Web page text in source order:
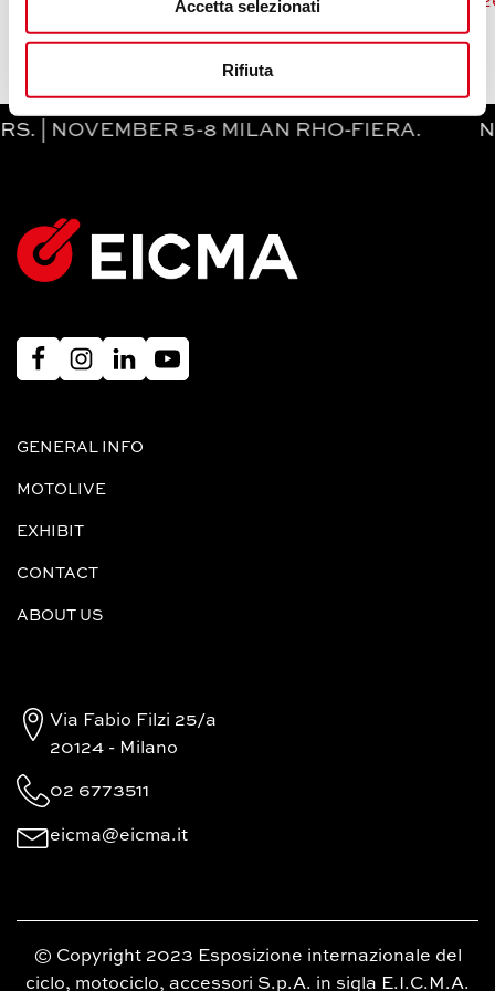
Accetta selezionati
Rifiuta
5-8 MILAN RHO-FIERA.
GENERAL INFO
MOTOLIVE
EXHIBIT
CONTACT
ABOUT US
Via Fabio Filzi 25/a
20124 - Milano
02 6773511
eicma@eicma.it
© Copyright 2023 Esposizione internazionale del
ciclo, motociclo, accessori S.p.A. in sigla E.I.C.M.A.